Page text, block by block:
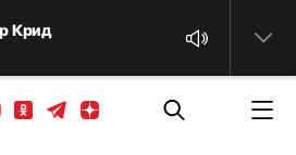
Крид
Одноклассники
ТелеграмЯндекс дзен